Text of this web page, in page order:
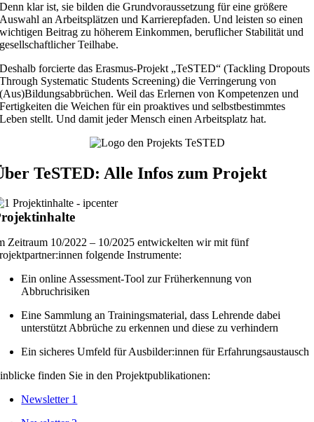
Denn klar ist, sie bilden die Grundvoraussetzung für eine größere
Auswahl an Arbeitsplätzen und Karrierepfaden. Und leisten so einen
wichtigen Beitrag zu höherem Einkommen, beruflicher Stabilität und
gesellschaftlicher Teilhabe.
Deshalb forcierte das Erasmus-Projekt „TeSTED“ (Tackling Dropouts
Through Systematic Students Screening) die Verringerung von
(Aus)Bildungsabbrüchen. Weil das Erlernen von Kompetenzen und
Fertigkeiten die Weichen für ein proaktives und selbstbestimmtes
Leben stellt. Und damit jeder Mensch einen Arbeitsplatz hat.
TeSTED: Alle Infos zum Projekt
Zeitraum 10/2022 – 10/2025 entwickelten wir mit fünf
folgende Instrumente:
Ein online Assessment-Tool zur Früherkennung von
Abbruchrisiken
Eine Sammlung an Trainingsmaterial, dass Lehrende dabei
unterstützt Abbrüche zu erkennen und diese zu verhindern
Ein sicheres Umfeld für Ausbilder:innen für Erfahrungsaustausch
finden Sie in den Projektpublikationen:
Newsletter 1